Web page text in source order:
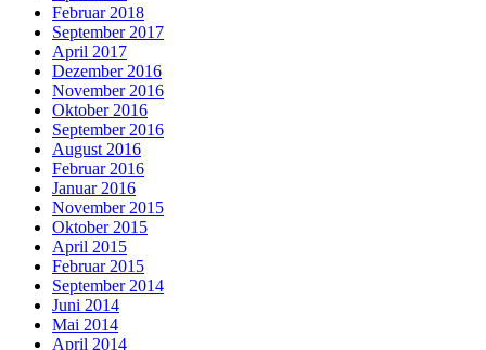
Februar 2018
September 2017
April 2017
Dezember 2016
November 2016
Oktober 2016
September 2016
August 2016
Februar 2016
Januar 2016
November 2015
Oktober 2015
April 2015
Februar 2015
September 2014
Juni 2014
Mai 2014
April 2014